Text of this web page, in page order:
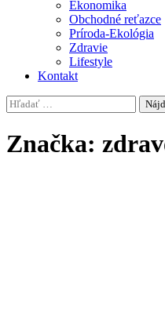
Ekonomika
Obchodné reťazce
Príroda-Ekológia
Zdravie
Lifestyle
Kontakt
Hľadať:
Značka: